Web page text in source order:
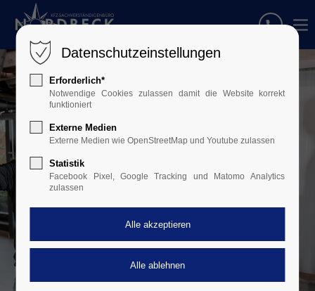
Datenschutzeinstellungen
Erforderlich*
Notwendige Cookies zulassen damit die Website korrekt
funktioniert
Externe Medien
Externe Medien wie OpenStreetMap und Youtube zulassen
Statistik
Facebook Pixel, Google Tracking und Matomo Analytics
zulassen